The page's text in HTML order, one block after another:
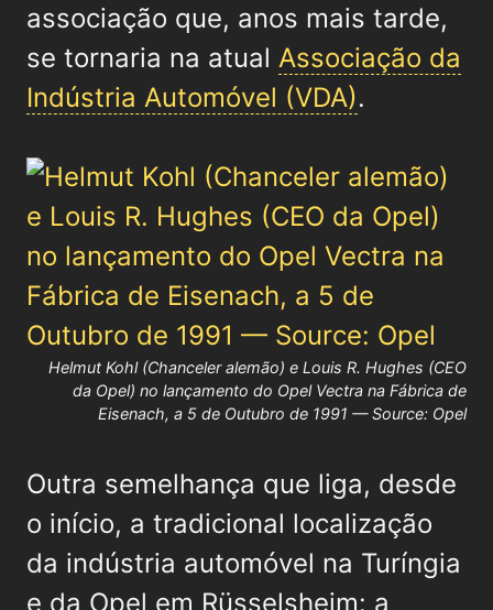
associação que, anos mais tarde,
se tornaria na atual Associação da
Indústria Automóvel (VDA).
Helmut Kohl (Chanceler alemão) e Louis R. Hughes (CEO
da Opel) no lançamento do Opel Vectra na Fábrica de
Eisenach, a 5 de Outubro de 1991 — Source: Opel
Outra semelhança que liga, desde
o início, a tradicional localização
da indústria automóvel na Turíngia
e da Opel em Rüsselsheim: a